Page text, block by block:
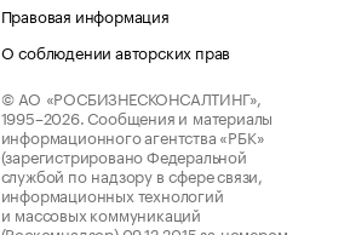
Правовая информация
О соблюдении авторских прав
© АО «РОСБИЗНЕСКОНСАЛТИНГ»,
1995–2026. Сообщения и материалы
информационного агентства «РБК»
(зарегистрировано Федеральной
службой по надзору в сфере связи,
информационных технологий
и массовых коммуникаций